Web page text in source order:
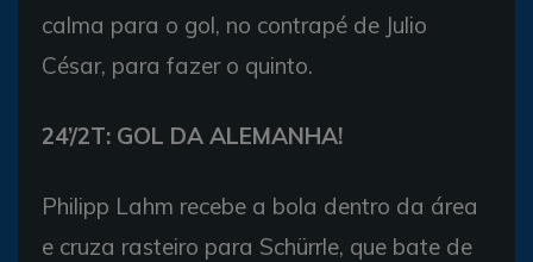
calma para o gol, no contrapé de Julio
César, para fazer o quinto.
24’/2T: GOL DA ALEMANHA!
Philipp Lahm recebe a bola dentro da área
e cruza rasteiro para Schürrle, que bate de